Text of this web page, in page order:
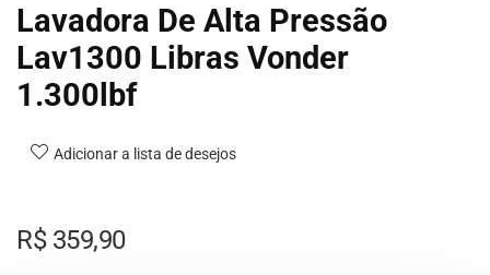
Lavadora De Alta Pressão
Lav1300 Libras Vonder
1.300lbf
Adicionar a lista de desejos
R$359,90